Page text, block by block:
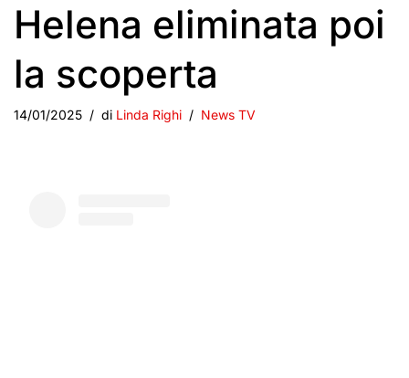
Helena eliminata poi
la scoperta
14/01/2025 di Linda Righi News TV